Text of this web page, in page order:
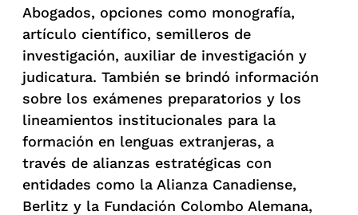
Abogados, opciones como monografía,
artículo científico, semilleros de
investigación, auxiliar de investigación y
judicatura. También se brindó información
sobre los exámenes preparatorios y los
lineamientos institucionales para la
formación en lenguas extranjeras, a
través de alianzas estratégicas con
entidades como la Alianza Canadiense,
Berlitz y la Fundación Colombo Alemana,